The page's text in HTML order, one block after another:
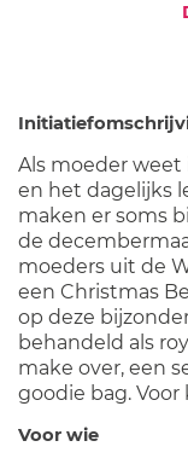
Als moeder
en het dagelijks
maken er soms
de
moeders uit de
een Christmas
op deze
behandeld als
make over, een
goodie bag.
Voor wie